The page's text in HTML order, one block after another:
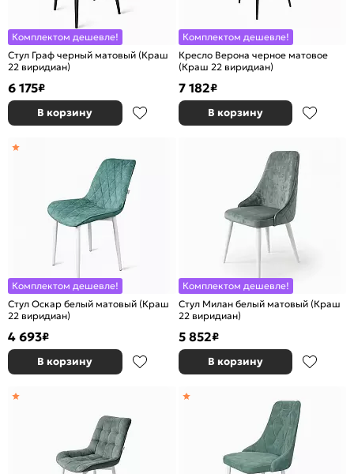
Комплектом дешевле!
Стул Граф черный матовый (Краш
22 виридиан)
6 175₽
В корзину
Комплектом дешевле!
Кресло Верона черное матовое
(Краш 22 виридиан)
7 182₽
В корзину
Комплектом дешевле!
Стул Оскар белый матовый (Краш
22 виридиан)
4 693₽
В корзину
Комплектом дешевле!
Стул Милан белый матовый (Краш
22 виридиан)
5 852₽
В корзину